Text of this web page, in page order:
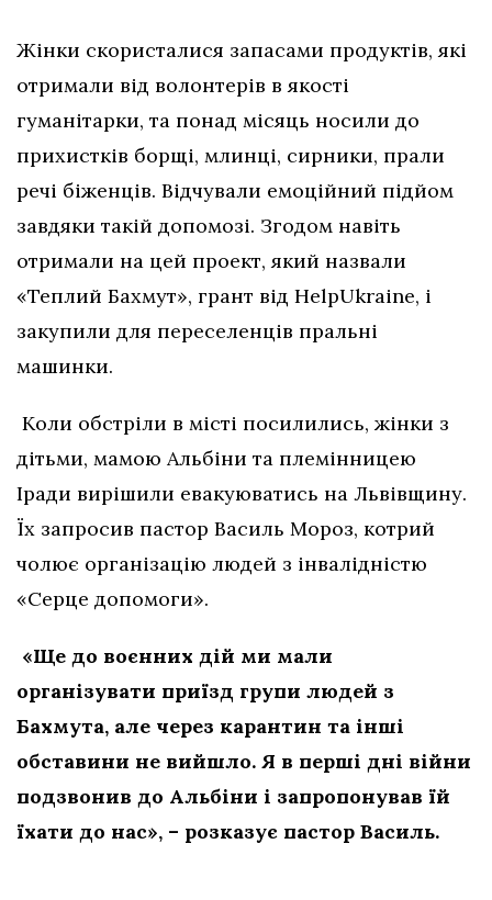
Жінки скористалися запасами продуктів, які
отримали від волонтерів в якості
гуманітарки, та понад місяць носили до
прихистків борщі, млинці, сирники, прали
речі біженців. Відчували емоційний підйом
завдяки такій допомозі. Згодом навіть
отримали на цей проект, який назвали
«Теплий Бахмут», грант від HelpUkraine, і
закупили для переселенців пральні
машинки.
Коли обстріли в місті посилились, жінки з
дітьми, мамою Альбіни та племінницею
Іради вирішили евакуюватись на Львівщину.
Їх запросив пастор Василь Мороз, котрий
чолює організацію людей з інвалідністю
«Серце допомоги».
«Ще до воєнних дій ми мали
організувати приїзд групи людей з
Бахмута, але через карантин та інші
обставини не вийшло. Я в перші дні війни
подзвонив до Альбіни і запропонував їй
їхати до нас», – розказує пастор Василь.